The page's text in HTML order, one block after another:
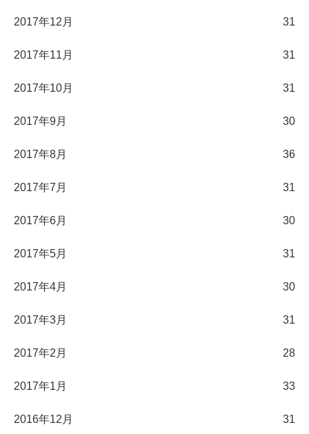
2017年12月 31
2017年11月 31
2017年10月 31
2017年9月 30
2017年8月 36
2017年7月 31
2017年6月 30
2017年5月 31
2017年4月 30
2017年3月 31
2017年2月 28
2017年1月 33
2016年12月 31